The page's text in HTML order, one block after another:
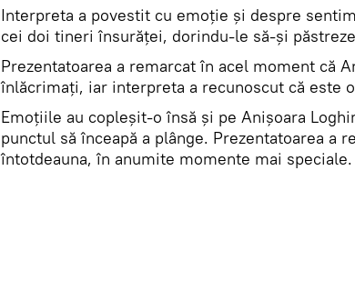
Interpreta a povestit cu emoție și despre
cei doi tineri însurăței, dorindu-le să-și
Prezentatoarea a remarcat în acel moment că
înlăcrimați, iar interpreta a recunoscut că este
Emoțiile au copleșit-o însă și pe Anișoara
punctul să înceapă a plânge. Prezentatoarea a
întotdeauna, în anumite momente mai speciale.